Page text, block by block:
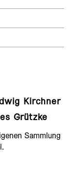
Kirchner
Grützke
Sammlung